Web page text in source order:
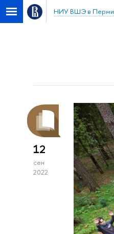
НИУ ВШЭ в Перми
12
сен
2022